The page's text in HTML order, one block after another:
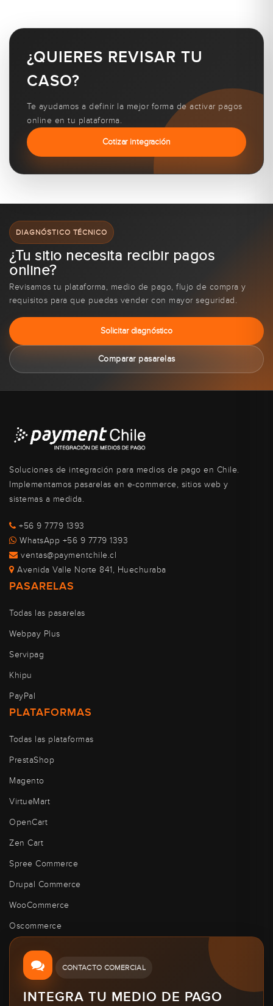
¿QUIERES REVISAR TU
CASO?
Te ayudamos a definir la mejor forma de activar pagos
online en tu plataforma.
Cotizar integración
DIAGNÓSTICO TÉCNICO
¿Tu sitio necesita recibir pagos
online?
Revisamos tu plataforma, medio de pago, flujo de compra y
requisitos para que puedas vender con mayor seguridad.
Solicitar diagnóstico
Comparar pasarelas
Soluciones de integración para medios de pago en Chile.
Implementamos pasarelas en e-commerce, sitios web y
sistemas a medida.
+56 9 7779 1393
WhatsApp +56 9 7779 1393
ventas@paymentchile.cl
Avenida Valle Norte 841, Huechuraba
PASARELAS
Todas las pasarelas
Webpay Plus
Servipag
Khipu
PayPal
PLATAFORMAS
Todas las plataformas
PrestaShop
Magento
VirtueMart
OpenCart
Zen Cart
Spree Commerce
Drupal Commerce
WooCommerce
Oscommerce
CONTACTO COMERCIAL
INTEGRA TU MEDIO DE PAGO